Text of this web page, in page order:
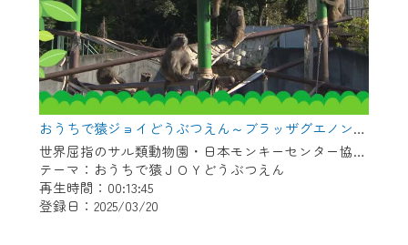
おうちで猿ジョイどうぶつえん～ブラッザグエノン～（2025年2月16日初回放送）
世界屈指のサル類動物園・日本モンキーセンター協力の親子で学べる動物番組。
テーマ：おうちで猿ＪＯＹどうぶつえん
再生時間：00:13:45
登録日：2025/03/20
※CCNetアプリをご利用中の方は引き続き
ご視聴いただけます。
＜メンテナンス情報＞
CCNetWebTVのリニューアルにともないメ
ンテナンス作業を予定しています。
日時 9/24 9:30～16:30